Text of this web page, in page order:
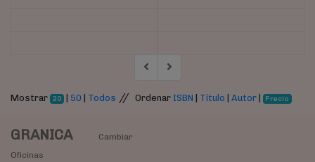
Mostrar 20 | 50 Todos // Ordenar ISBN Título Autor| Precio
GRANICA
Cambiar
Oficinas